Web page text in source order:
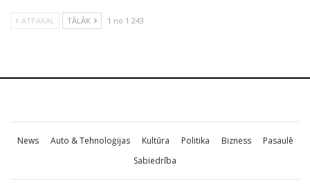
ATPAKAĻ TĀLĀK 1 no 1 243
News Auto & Tehnoloģijas Kultūra Politika Bizness
Pasaulē
Sabiedrība